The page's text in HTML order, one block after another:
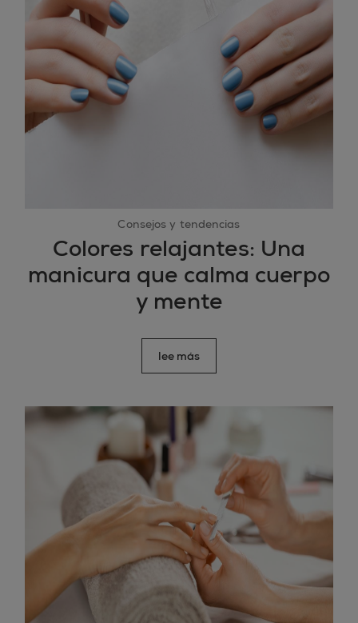
Consejos y tendencias
Colores relajantes: Una
manicura que calma cuerpo
y mente
lee más